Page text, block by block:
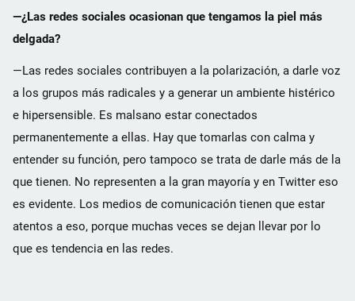
—¿Las redes sociales ocasionan que tengamos la piel más
delgada?
—Las redes sociales contribuyen a la polarización, a darle voz
a los grupos más radicales y a generar un ambiente histérico
e hipersensible. Es malsano estar conectados
permanentemente a ellas. Hay que tomarlas con calma y
entender su función, pero tampoco se trata de darle más de la
que tienen. No representen a la gran mayoría y en Twitter eso
es evidente. Los medios de comunicación tienen que estar
atentos a eso, porque muchas veces se dejan llevar por lo
que es tendencia en las redes.